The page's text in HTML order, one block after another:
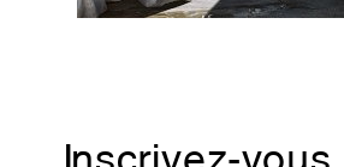
Inscrivez-vous